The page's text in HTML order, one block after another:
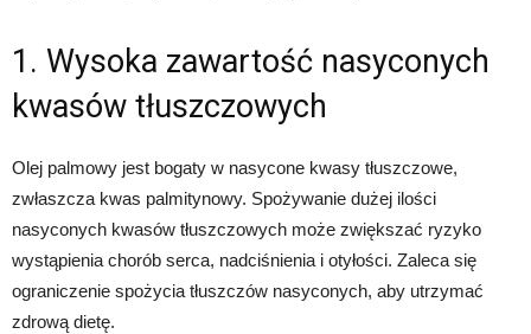
1. Wysoka zawartość nasyconych
kwasów tłuszczowych
Olej palmowy jest bogaty w nasycone kwasy tłuszczowe,
zwłaszcza kwas palmitynowy. Spożywanie dużej ilości
nasyconych kwasów tłuszczowych może zwiększać ryzyko
wystąpienia chorób serca, nadciśnienia i otyłości. Zaleca się
ograniczenie spożycia tłuszczów nasyconych, aby utrzymać
zdrową dietę.